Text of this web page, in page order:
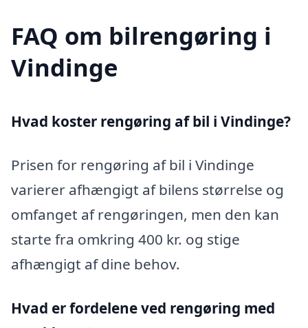
FAQ om bilrengøring i
Vindinge
Hvad koster rengøring af bil i Vindinge?
Prisen for rengøring af bil i Vindinge
varierer afhængigt af bilens størrelse og
omfanget af rengøringen, men den kan
starte fra omkring 400 kr. og stige
afhængigt af dine behov.
Hvad er fordelene ved rengøring med